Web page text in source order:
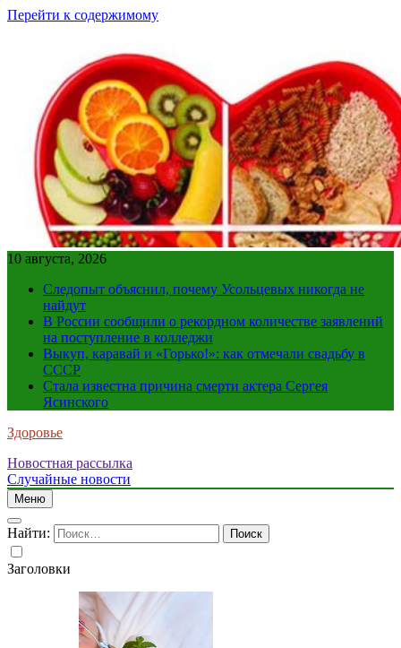
Перейти к содержимому
10 августа, 2026
Следопыт объяснил, почему Усольцевых никогда не
найдут
В России сообщили о рекордном количестве заявлений
на поступление в колледжи
Выкуп, каравай и «Горько!»: как отмечали свадьбу в
СССР
Стала известна причина смерти актера Сергея
Ясинского
Здоровье
Новостная рассылка
Случайные новости
Меню
Найти:
Заголовки